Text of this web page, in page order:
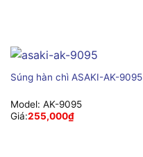
Súng hàn chì ASAKI-AK-9095
Model: AK-9095
Giá:255,000₫